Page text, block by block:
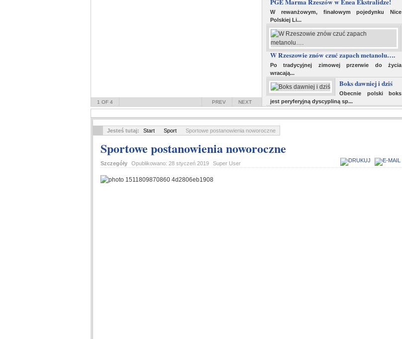
1 OF 4 NEXT
PREV
PGE Marma Rzeszów w Enea Ekstralidze!
W rewanżowym, finałowym pojedynku Nice
Polskiej Li...
W Rzeszowie znów czuć zapach metanolu….
Po tradycyjnej zimowej przerwie do życia
wracają...
Boks dawniej i dziś
Obecnie polski boks
jest peryferyjną dyscypliną sp...
Jesteś tutaj: Start Sport Sportowe postanowienia noworoczne
Sportowe postanowienia noworoczne
Szczegóły Opublikowano: 28 styczeń 2019 Super User